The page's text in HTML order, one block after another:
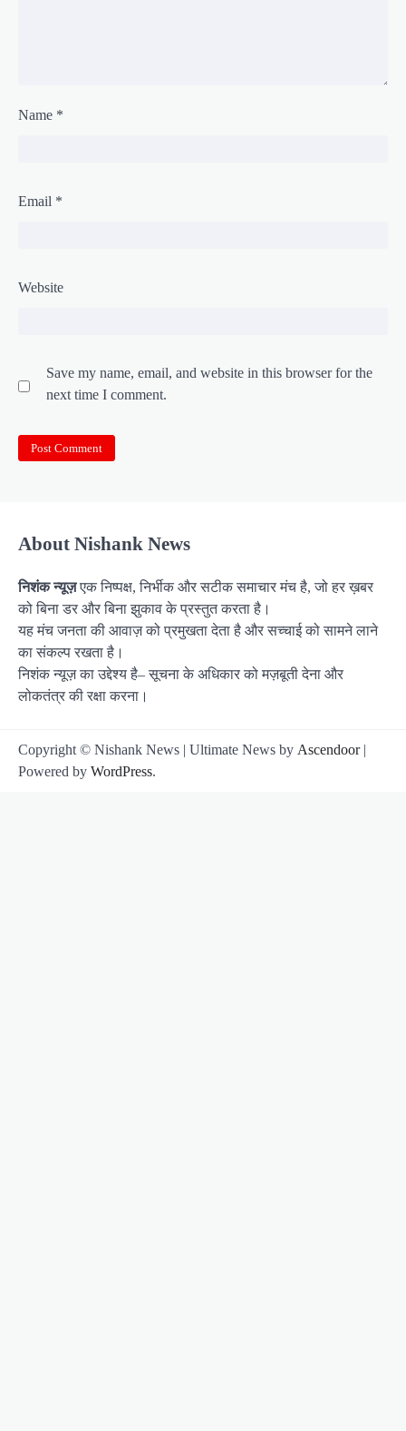
Name *
Email *
Website
Save my name, email, and website in this browser for the
next time I comment.
About Nishank News
निशंक न्यूज़एक निष्पक्ष, निर्भीक और सटीक समाचार मंच है, जो हर ख़बर
को बिना डर और बिना झुकाव के प्रस्तुत करता है।
यह मंच जनता की आवाज़ को प्रमुखता देता है और सच्चाई को सामने लाने
का संकल्प रखता है।
निशंक न्यूज़ का उद्देश्य है– सूचना के अधिकार को मज़बूती देना और
लोकतंत्र की रक्षा करना।
Copyright © Nishank News | Ultimate News by Ascendoor|
Powered by WordPress.